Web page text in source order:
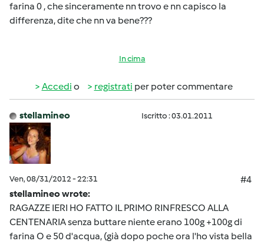
farina 0 , che sinceramente nn trovo e nn capisco la
differenza, dite che nn va bene???
In cima
Accedi o registrati per poter commentare
stellamineo Iscritto : 03.01.2011
Ven, 08/31/2012 - 22:31
#4
stellamineo wrote:
RAGAZZE IERI HO FATTO IL PRIMO RINFRESCO ALLA
CENTENARIA senza buttare niente erano 100g +100g di
farina O e 50 d'acqua, (già dopo poche ora l'ho vista bella